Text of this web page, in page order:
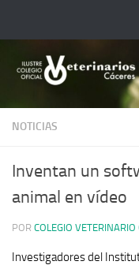
NOTICIAS
Inventan un
animal en vídeo
POR COLEGIO VETERINARIO
Investigadores del